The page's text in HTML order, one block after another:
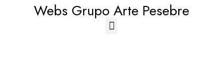
Webs Grupo Arte Pesebre